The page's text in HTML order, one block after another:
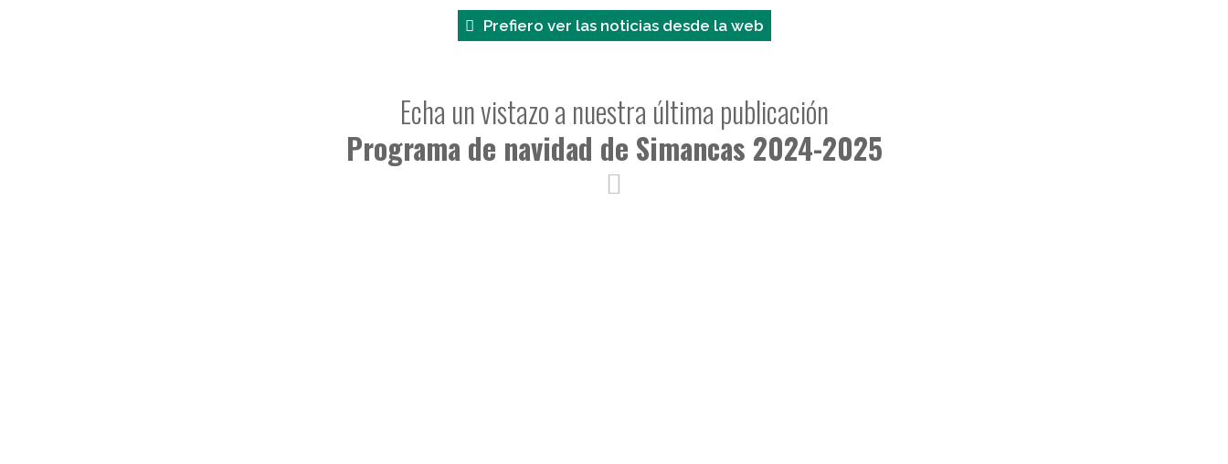
Prefiero ver las noticias desde la web
Echa un vistazo a nuestra última publicación
Programa de navidad de Simancas 2024-2025